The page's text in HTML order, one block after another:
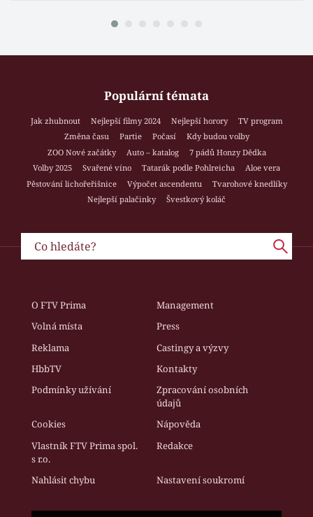
Populární témata
Jak zhubnout Nejlepší filmy 2024 Nejlepší horory
TV program
Změna času
Partie Počasí
Kdy budou volby
ZOO Nové začátky
Auto – katalog
7 pádů Honzy Dědka
Volby 2025
Svařené víno Tatarák podle Pohlreicha
Aloe vera
Pěstování lichořeřišnice
Výpočet ascendentu
Tvarohové knedlíky
Nejlepší palačinky
Švestkový koláč
O FTV Prima
Management
Volná místa
Press
Reklama
Castingy a výzvy
HbbTV
Kontakty
Podmínky užívání
Zpracování osobních
údajů
Cookies
Nápověda
Vlastník FTV Prima spol.
s r.o.
Redakce
Nahlásit chybu Nastavení soukromí